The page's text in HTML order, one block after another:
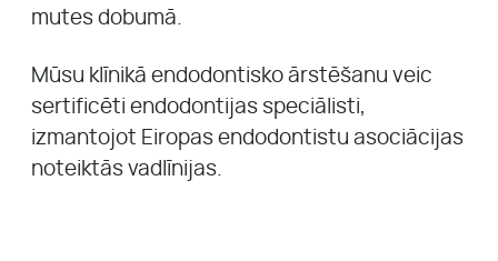
mutes dobumā.
Mūsu klīnikā endodontisko ārstēšanu veic
sertificēti endodontijas speciālisti,
izmantojot Eiropas endodontistu asociācijas
noteiktās vadlīnijas.